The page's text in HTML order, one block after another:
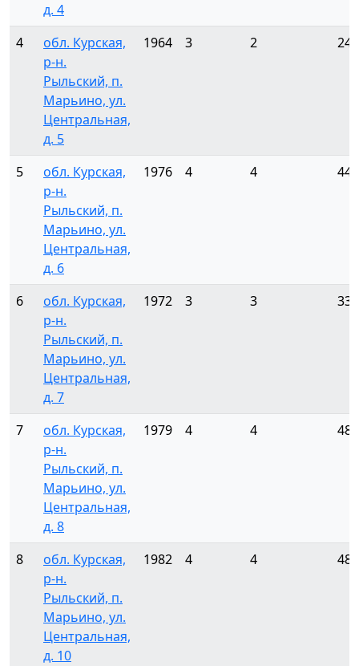
д. 4
4
обл. Курская,
р-н.
Рыльский, п.
Марьино, ул.
Центральная,
д. 5
1964 3 2 24
5
обл. Курская,
р-н.
Рыльский, п.
Марьино, ул.
Центральная,
д. 6
1976 4 4 44
6
обл. Курская,
р-н.
Рыльский, п.
Марьино, ул.
Центральная,
д. 7
1972 3 3 33
7
обл. Курская,
р-н.
Рыльский, п.
Марьино, ул.
Центральная,
д. 8
1979 4 4 48
8
обл. Курская,
р-н.
Рыльский, п.
Марьино, ул.
Центральная,
д. 10
1982 4 4 48